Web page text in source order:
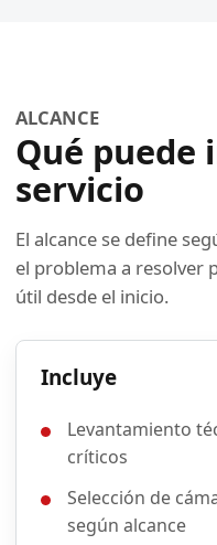
ALCANCE
Qué puede
servicio
El alcance se define
el problema a resolver
útil desde el inicio.
Incluye
Levantamiento
críticos
Selección de
según alcance